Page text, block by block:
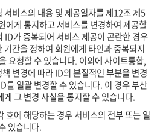
서비스의 내용 및 제공일자를 제12조 제5
에게 통지하고 서비스를 변경하여 제공할
ID가 중복되어 서비스 제공이 곤란한 경우
간을 정하여 회원에게 타인과 중복되지
요청할 수 있습니다. 이외에 사이트통합,
변경에 따라 ID의 본질적인 부분을 변경
를 일괄 변경할 수 있습니다. 이 경우 부산
그 변경 사실을 통지할 수 있습니다.
호에 해당하는 경우 서비스의 전부 또는 일
있습니다.